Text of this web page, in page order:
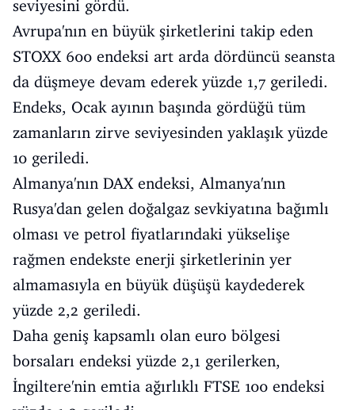
seviyesini gördü.
Avrupa'nın en büyük şirketlerini takip eden
STOXX 600 endeksi art arda dördüncü seansta
da düşmeye devam ederek yüzde 1,7 geriledi.
Endeks, Ocak ayının başında gördüğü tüm
zamanların zirve seviyesinden yaklaşık yüzde
10 geriledi.
Almanya'nın DAX endeksi, Almanya'nın
Rusya'dan gelen doğalgaz sevkiyatına bağımlı
olması ve petrol fiyatlarındaki yükselişe
rağmen endekste enerji şirketlerinin yer
almamasıyla en büyük düşüşü kaydederek
yüzde 2,2 geriledi.
Daha geniş kapsamlı olan euro bölgesi
borsaları endeksi yüzde 2,1 gerilerken,
İngiltere'nin emtia ağırlıklı FTSE 100 endeksi